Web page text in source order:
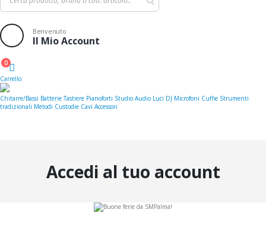
Benvenuto
Il Mio Account
Cart
0
Carrello
Chitarre/Bassi Batterie Tastiere Pianoforti Studio Audio Luci DJ Microfoni Cuffie Strumenti
tradizionali Metodi Custodie Cavi Accessori
Accedi al tuo account